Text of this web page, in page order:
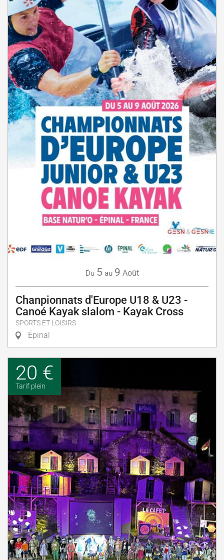
Du 5 au 9 Août
Chanpionnats d'Europe U18 & U23 -
Canoé Kayak slalom - Kayak Cross
SPORTS ET LOISIRS
Épinal
20 €
Tarif plein